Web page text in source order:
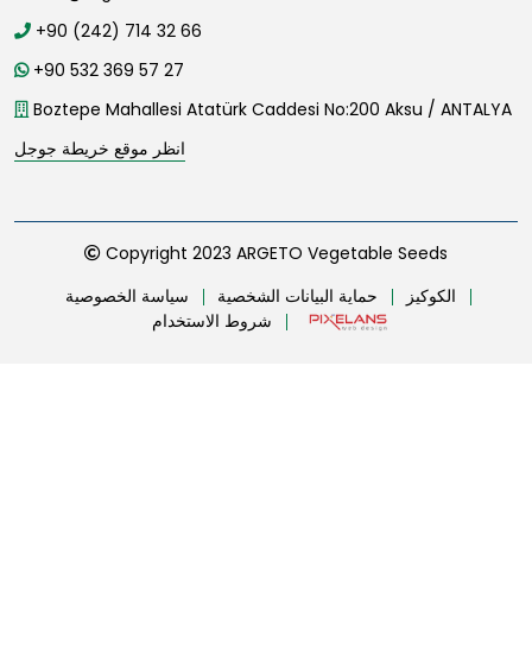
+90 (242) 714 32 66
+90 532 369 57 27
Boztepe Mahallesi Atatürk Caddesi No:200 Aksu / ANTALYA
انظر موقع خريطة جوجل
Copyright 2023 ARGETO Vegetable Seeds
سياسة الخصوصية
حماية البيانات الشخصية
الكوكيز
شروط الاستخدام